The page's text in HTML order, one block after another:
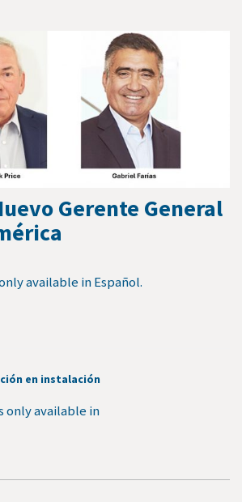
Gerente General
available in Español.
en instalación
only available in